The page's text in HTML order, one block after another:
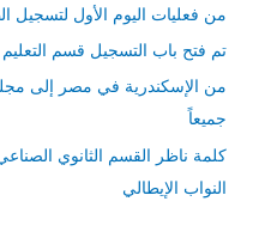
من فعليات اليوم الأول لتسجيل
تم فتح باب التسجيل قسم
من الإسكندرية في مصر إلى
جميعاً
كلمة ناظر القسم الثانوي
النواب الإيطالي